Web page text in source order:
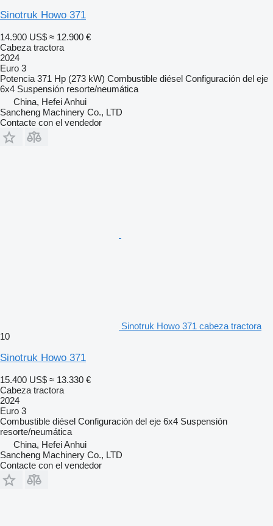
Sinotruk Howo 371
14.900 US$ ≈ 12.900 €
Cabeza tractora
2024
Euro 3
Potencia 371 Hp (273 kW) Combustible diésel Configuración del eje
6x4 Suspensión resorte/neumática
China, Hefei Anhui
Sancheng Machinery Co., LTD
Contacte con el vendedor
Sinotruk Howo 371 cabeza tractora
10
Sinotruk Howo 371
15.400 US$ ≈ 13.330 €
Cabeza tractora
2024
Euro 3
Combustible diésel Configuración del eje 6x4 Suspensión
resorte/neumática
China, Hefei Anhui
Sancheng Machinery Co., LTD
Contacte con el vendedor